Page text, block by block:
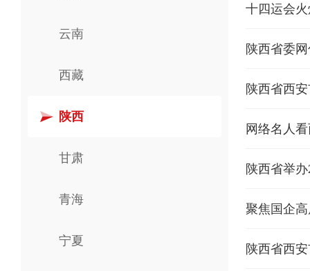
云南
西藏
陕西
甘肃
青海
宁夏
十四运会
陕西省委
陕西省西
网络名人
陕西省举
聚焦国企